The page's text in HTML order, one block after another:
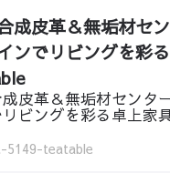
成皮革＆無垢材セ
ンでリビングを彩
皮革＆無垢材センタ
ビングを彩る卓上家
5149-teatable